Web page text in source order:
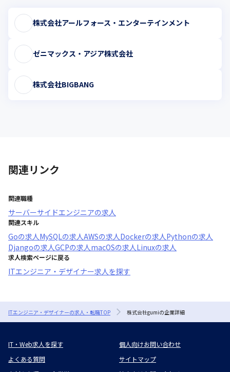
株式会社アールフォース・エンターテインメント
ゼニマックス・アジア株式会社
株式会社BIGBANG
関連リンク
関連職種
サーバーサイドエンジニアの求人
関連スキル
Goの求人 MySQLの求人AWSの求人 Dockerの求人 Pythonの求人
Djangoの求人GCPの求人 macOSの求人 Linuxの求人
求人検索ページに戻る
ITエンジニア・デザイナー求人を探す
ITエンジニア・デザイナーの求人・転職TOP 株式会社gumiの企業詳細
IT・Web求人を探す
個人向けお問い合わせ
よくある質問
サイトマップ